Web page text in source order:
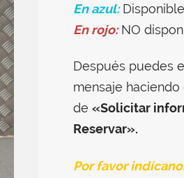
En azul:
En rojo:NO
Después puedes
mensaje
de «Solicitar
Reservar».
Por favor